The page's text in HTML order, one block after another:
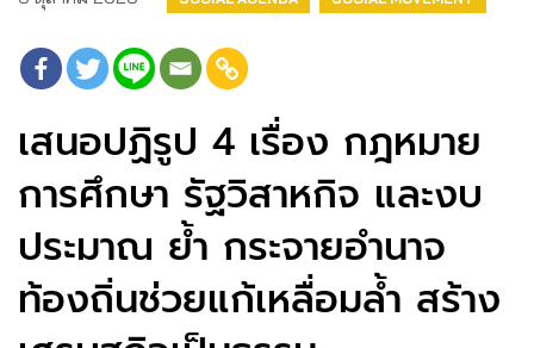
เสนอปฏิรูป 4 เรื่อง กฎหมาย
การศึกษา รัฐวิสาหกิจ และงบ
ประมาณ ย้ำ กระจายอำนาจ
ท้องถิ่นช่วยแก้เหลื่อมล้ำ สร้าง